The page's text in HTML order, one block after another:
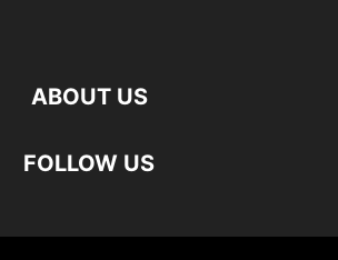
ABOUT US
FOLLOW US